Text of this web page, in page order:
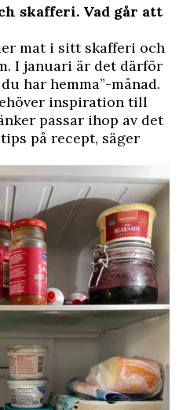
skafferi. Vad går att
mat i sitt skafferi och
I januari är det därför
har hemma”-månad.
inspiration till
passar ihop av det
på recept, säger